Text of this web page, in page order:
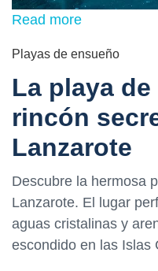
Read more
Playas de ensueño
La playa
rincón
Lanzarote
Descubre la hermosa
Lanzarote. El lugar
aguas cristalinas y
escondido en las Islas